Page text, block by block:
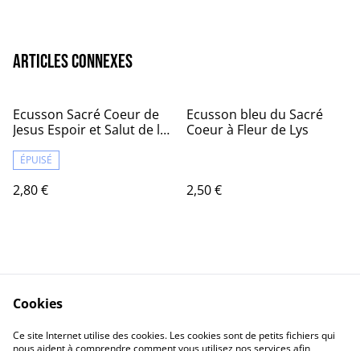
Articles connexes
Ecusson Sacré Coeur de
Jesus Espoir et Salut de la
ÉPUISÉ
2,80 €
Ecusson bleu du Sacré
Coeur à Fleur de Lys
2,50 €
de Jesus
Cookies
Ce site Internet utilise des cookies. Les cookies sont de petits fichiers qui
nous aident à comprendre comment vous utilisez nos services afin